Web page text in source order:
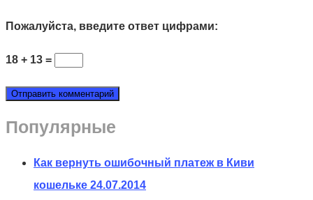
Пожалуйста, введите ответ цифрами:
18 + 13 =
Популярные
Как вернуть ошибочный платеж в Киви
кошельке 24.07.2014